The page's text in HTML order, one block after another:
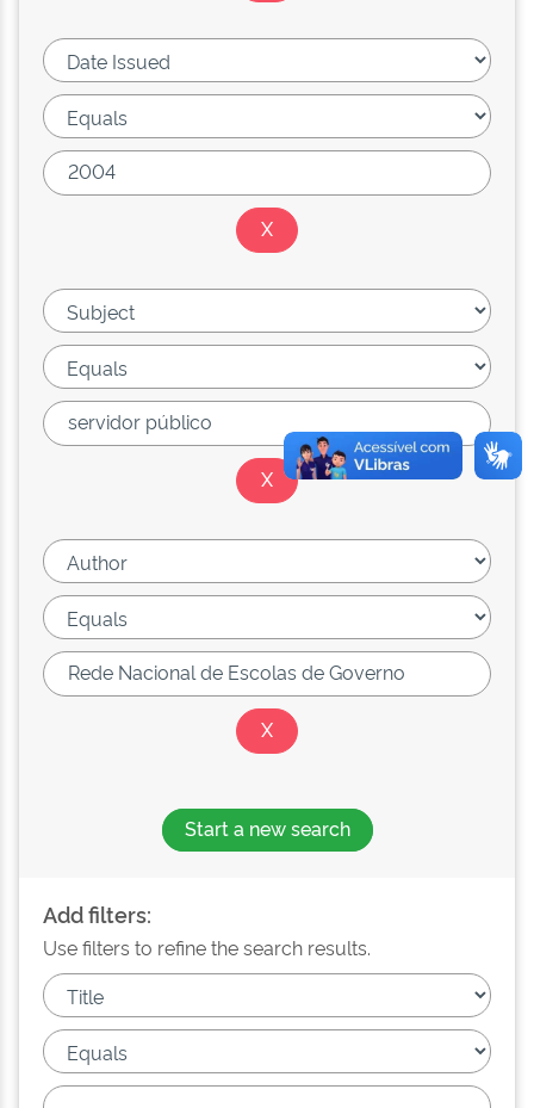
Start a new search
Add filters:
Use filters to refine the search results.